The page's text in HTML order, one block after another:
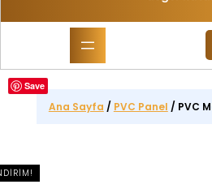
Save
Ana Sayfa / PVC Panel / PVC